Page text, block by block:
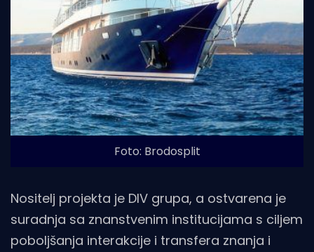
Foto: Brodosplit
Nositelj projekta je DIV grupa, a ostvarena je
suradnja sa znanstvenim institucijama s ciljem
poboljšanja interakcije i transfera znanja i